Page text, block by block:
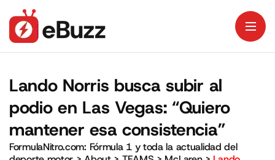
Lando Norris busca subir al
podio en Las Vegas: “Quiero
mantener esa consistencia”
FormulaNitro.com: Fórmula 1 y toda la actualidad del